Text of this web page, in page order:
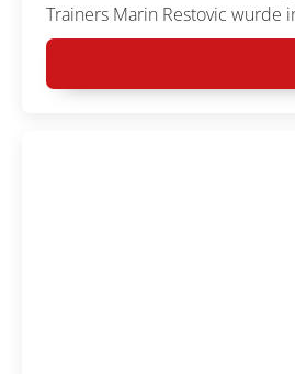
Trainers Marin Restovic wurde